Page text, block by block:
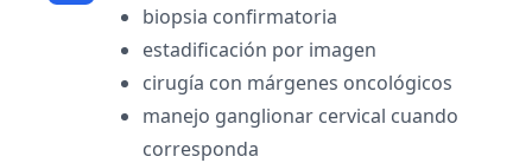
biopsia confirmatoria
estadificación por imagen
cirugía con márgenes oncológicos
manejo ganglionar cervical cuando
corresponda